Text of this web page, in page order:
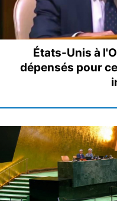
États-Unis à
dépensés pour